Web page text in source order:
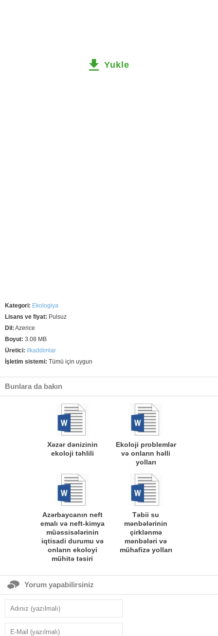
Yukle
Kategori: Ekologiya
Lisans ve fiyat: Pulsuz
Dil: Azerice
Boyut: 3.08 MB
Üretici: ilkaddimlar
İşletim sistemi: Tümü için uygun
Bunlara da bakın
Xəzər dənizinin
ekoloji təhlili
Ekoloji problemlər
və onların həlli
yolları
Azərbaycanın neft
emalı və neft-kimya
müəssisələrinin
iqtisadi durumu və
onların ekoloyi
mühitə təsiri
Təbii su
mənbələrinin
çirklənmə
mənbələri və
mühafizə yolları
Yorum yapabilirsiniz